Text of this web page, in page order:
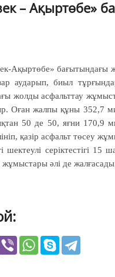
– Ақыртөбе»
Ақыртөбе»
аударып, биыл
жолды асфальттау
Оған жалпы құны 352,7
50 де 50, яғни 170,9
қазір асфальт төсеу
шектеулі серіктестігі
әлі де